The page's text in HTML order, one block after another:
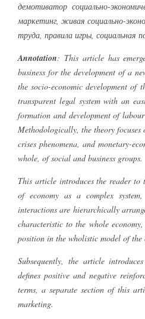
демотиватор социально-
маркетинг, живая социально-
труда, правила игры, социальная
Annotation: This article has
business for the development of a
the socio-economic development of
transparent legal system with an
formation and development of
Methodologically, the theory
crises phenomena, and monetary-
whole, of social and business groups.
This article introduces the reader to
of economy as a complex
interactions are hierarchically
characteristic to the whole
position in the wholistic model of the
Subsequently, the article
defines positive and negative
terms, a separate section of this
marketing.